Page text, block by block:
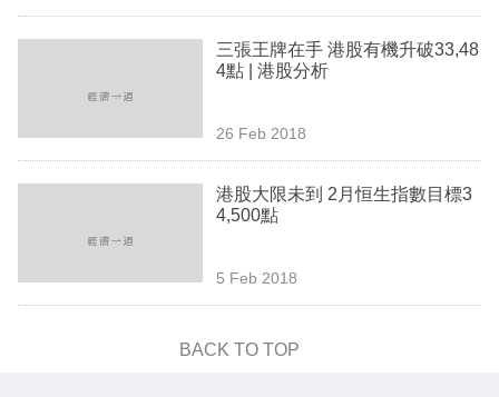
欄
區
三張王牌在手 港股有機升破33,48
4點 | 港股分析
26 Feb 2018
港股大限未到 2月恒生指數目標3
4,500點
5 Feb 2018
BACK TO TOP